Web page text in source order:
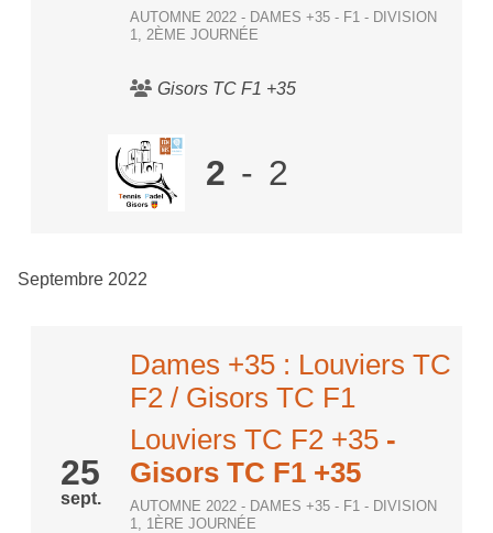
AUTOMNE 2022 - DAMES +35 - F1 - DIVISION
1, 2ÈME JOURNÉE
Gisors TC F1 +35
2 - 2
Septembre 2022
25
sept.
Dames +35 : Louviers TC
F2 / Gisors TC F1
Louviers TC F2 +35 -
Gisors TC F1 +35
AUTOMNE 2022 - DAMES +35 - F1 - DIVISION
1, 1ÈRE JOURNÉE